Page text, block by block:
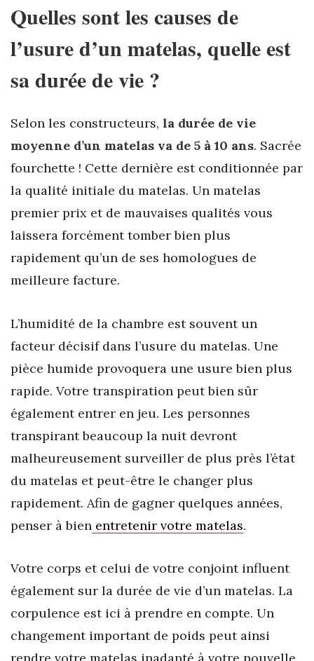
Quelles sont les causes de
l’usure d’un matelas, quelle est
sa durée de vie ?
Selon les constructeurs, la durée de vie
moyenne d’un matelas va de 5 à 10 ans. Sacrée
fourchette ! Cette dernière est conditionnée par
la qualité initiale du matelas. Un matelas
premier prix et de mauvaises qualités vous
laissera forcément tomber bien plus
rapidement qu’un de ses homologues de
meilleure facture.
L’humidité de la chambre est souvent un
facteur décisif dans l’usure du matelas. Une
pièce humide provoquera une usure bien plus
rapide. Votre transpiration peut bien sûr
également entrer en jeu. Les personnes
transpirant beaucoup la nuit devront
malheureusement surveiller de plus près l’état
du matelas et peut-être le changer plus
rapidement. Afin de gagner quelques années,
penser à bien entretenir votre matelas.
Votre corps et celui de votre conjoint influent
également sur la durée de vie d’un matelas. La
corpulence est ici à prendre en compte. Un
changement important de poids peut ainsi